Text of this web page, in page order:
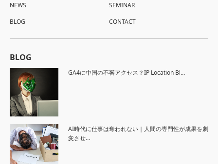
NEWS
BLOG
SEMINAR
CONTACT
BLOG
GA4に中国の不審アクセス？IP Location Bl…
AI時代に仕事は奪われない｜人間の専門性が成果を劇
変させ…